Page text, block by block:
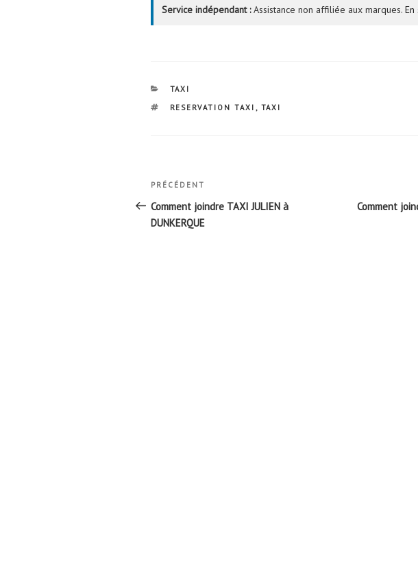
Service indépendant :Assistance non affiliée aux marques. En
CATÉGORIES
TAXI
ÉTIQUETTES
RESERVATION TAXI , TAXI
Navigation
de
l’article
Article
précédent
PRÉCÉDENT
Comment joindre TAXI JULIEN à
DUNKERQUE
Comment